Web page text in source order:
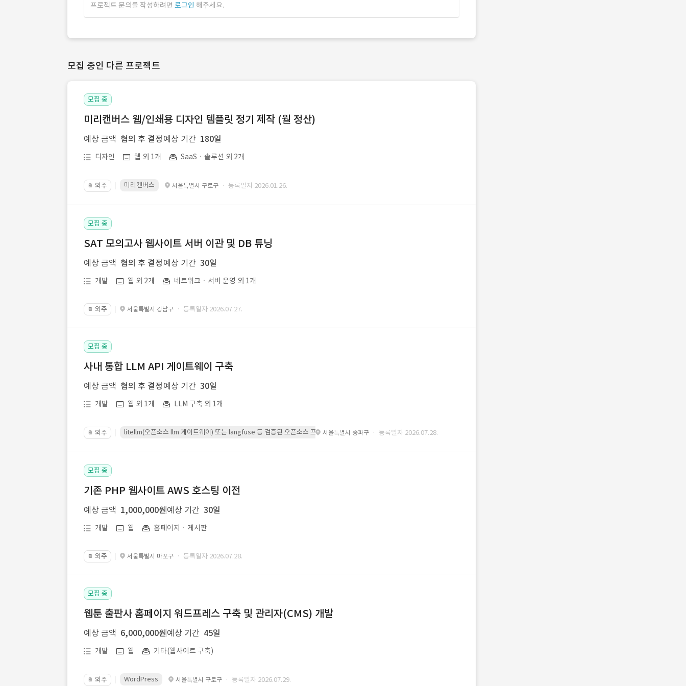
프로젝트 문의를 작성하려면 로그인 해주세요.
모집 중인 다른 프로젝트
모집 중
미리캔버스 웹/인쇄용 디자인 템플릿 정기 제작 (월 정산)
예상 금액 협의 후 결정 예상 기간 180일
디자인 웹 외 1개 SaaSㆍ솔루션 외 2개
📔 외주 미리캔버스 서울특별시 구로구 · 등록일자 2026.01.26.
모집 중
SAT 모의고사 웹사이트 서버 이관 및 DB 튜닝
예상 금액 협의 후 결정 예상 기간 30일
개발 웹 외 2개 네트워크ㆍ서버 운영 외 1개
📔 외주 서울특별시 강남구 · 등록일자 2026.07.27.
모집 중
사내 통합 LLM API 게이트웨이 구축
예상 금액 협의 후 결정 예상 기간 30일
개발 웹 외 1개 LLM 구축 외 1개
📔 외주 litellm(오픈소스 llm 게이트웨이) 또는 langfuse 등 검증된 오픈소스 프레임워크를 기반으로 시스템을 구축
서울특별시 송파구 · 등록일자 2026.07.28.
모집 중
기존 PHP 웹사이트 AWS 호스팅 이전
예상 금액 1,000,000원 예상 기간 30일
개발 웹 홈페이지ㆍ게시판
📔 외주 서울특별시 마포구 · 등록일자 2026.07.28.
모집 중
웹툰 출판사 홈페이지 워드프레스 구축 및 관리자(CMS) 개발
예상 금액 6,000,000원 예상 기간 45일
개발 웹 기타(웹사이트 구축)
📔 외주 WordPress 서울특별시 구로구 · 등록일자 2026.07.29.